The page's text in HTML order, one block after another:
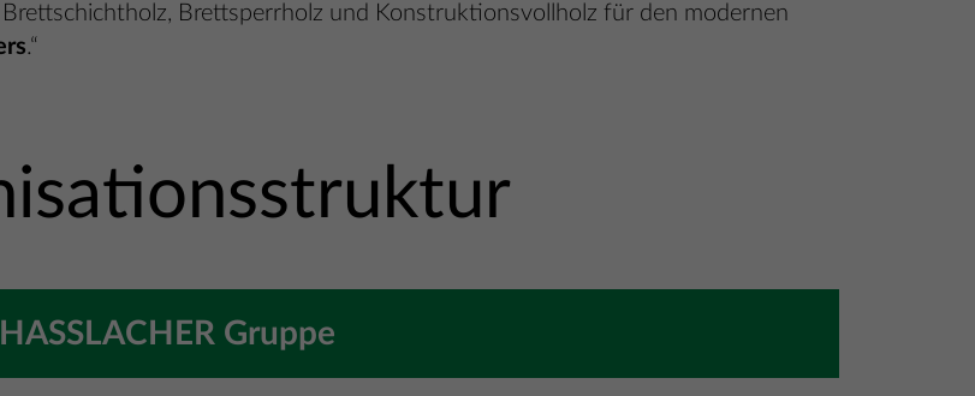
Brettsperrholz und Konstruktionsvollholz für den modernen
.“
HASSLACHER Gruppe